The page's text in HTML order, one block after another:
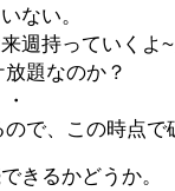
ない。
週持っていくよ
題なのか？
で、この時点
きるかどうか。